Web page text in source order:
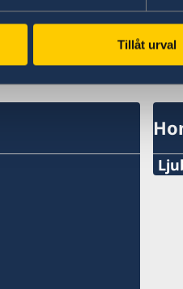
Tillåt urval
Senast uppdaterad 16 sep.